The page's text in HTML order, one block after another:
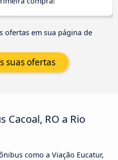
ofertas em sua página de
suas ofertas
Cacoal, RO a Rio
como a Viação Eucatur,